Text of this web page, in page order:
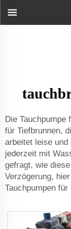
Die Tauchpumpe
für Tiefbrunnen,
arbeitet leise
jederzeit mit
gefragt, wie
Verzögerung,
Tauchpumpen